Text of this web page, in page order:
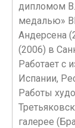
дипломом В.
медалью»
Андерсена
(2006) в
Работает с
Испании,
Работы
галерее